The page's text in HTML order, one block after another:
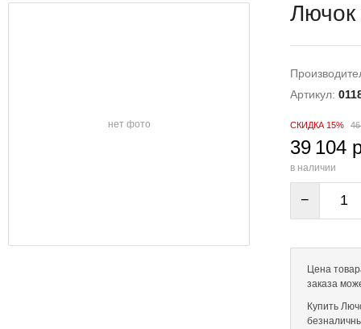
нет фото
Лючок
Артикул:
СКИДКА 15%
39 104
в наличии
−
Цена
заказа
Купить